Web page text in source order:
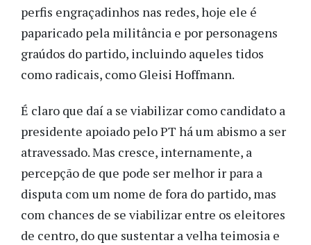
perfis engraçadinhos nas redes, hoje ele é
paparicado pela militância e por personagens
graúdos do partido, incluindo aqueles tidos
como radicais, como Gleisi Hoffmann.
É claro que daí a se viabilizar como candidato a
presidente apoiado pelo PT há um abismo a ser
atravessado. Mas cresce, internamente, a
percepção de que pode ser melhor ir para a
disputa com um nome de fora do partido, mas
com chances de se viabilizar entre os eleitores
de centro, do que sustentar a velha teimosia e